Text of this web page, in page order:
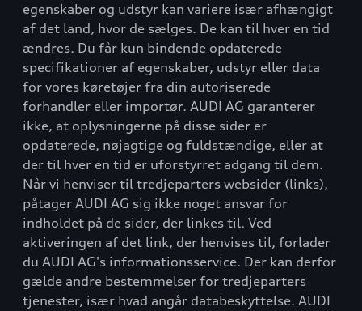
egenskaber og udstyr kan variere især afhængigt
af det land, hvor de sælges. De kan til hver en tid
ændres. Du får kun bindende opdaterede
specifikationer af egenskaber, udstyr eller data
for vores køretøjer fra din autoriserede
forhandler eller importør. AUDI AG garanterer
ikke, at oplysningerne på disse sider er
opdaterede, nøjagtige og fuldstændige, eller at
der til hver en tid er uforstyrret adgang til dem.
Når vi henviser til tredjeparters websider (links),
påtager AUDI AG sig ikke noget ansvar for
indholdet på de sider, der linkes til. Ved
aktiveringen af det link, der henvises til, forlader
du AUDI AG's informationsservice. Der kan derfor
gælde andre bestemmelser for tredjeparters
tjenester, især hvad angår databeskyttelse. AUDI